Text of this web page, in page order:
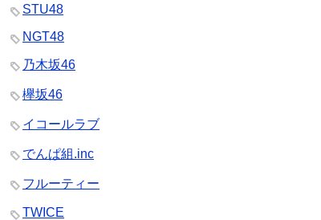
STU48
NGT48
乃木坂46
欅坂46
イコールラブ
でんぱ組.inc
フルーティー
TWICE